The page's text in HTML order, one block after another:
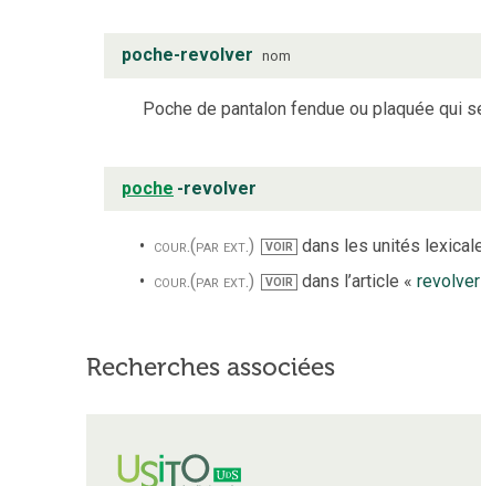
poche-revolver nom
Poche de pantalon fendue ou plaquée qui
poche -revolver
cour.(par ext.) VOIR dans les unités
cour.(par ext.) VOIR dans l’article «
Recherches associées